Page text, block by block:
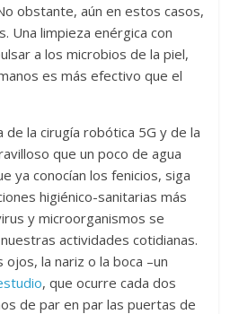
obstante, aún en estos casos,
Una limpieza enérgica con
a los microbios de la piel,
es más efectivo que el
de la cirugía robótica 5G y de la
que un poco de agua
ya conocían los fenicios, siga
higiénico-sanitarias más
y microorganismos se
actividades cotidianas.
la nariz o la boca –un
, que ocurre cada dos
de par en par las puertas de